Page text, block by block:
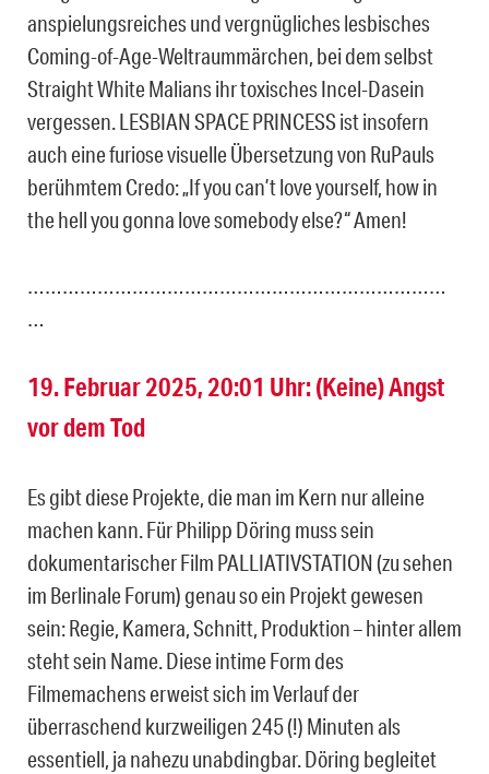
anspielungsreiches und vergnügliches lesbisches
Coming-of-Age-Weltraummärchen, bei dem selbst
Straight White Malians ihr toxisches Incel-Dasein
vergessen. LESBIAN SPACE PRINCESS ist insofern
auch eine furiose visuelle Übersetzung von RuPauls
berühmtem Credo: „If you can’t love yourself, how in
the hell you gonna love somebody else?“ Amen!
………………………………………………………………
…
19. Februar 2025, 20:01 Uhr: (Keine) Angst
vor dem Tod
Es gibt diese Projekte, die man im Kern nur alleine
machen kann. Für Philipp Döring muss sein
dokumentarischer Film PALLIATIVSTATION (zu sehen
im Berlinale Forum) genau so ein Projekt gewesen
sein: Regie, Kamera, Schnitt, Produktion – hinter allem
steht sein Name. Diese intime Form des
Filmemachens erweist sich im Verlauf der
überraschend kurzweiligen 245 (!) Minuten als
essentiell, ja nahezu unabdingbar. Döring begleitet